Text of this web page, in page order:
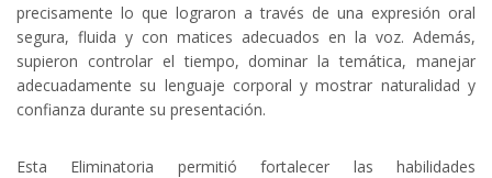
precisamente lo que lograron a través de una expresión oral
segura, fluida y con matices adecuados en la voz. Además,
supieron controlar el tiempo, dominar la temática, manejar
adecuadamente su lenguaje corporal y mostrar naturalidad y
confianza durante su presentación.
Esta Eliminatoria permitió fortalecer las habilidades